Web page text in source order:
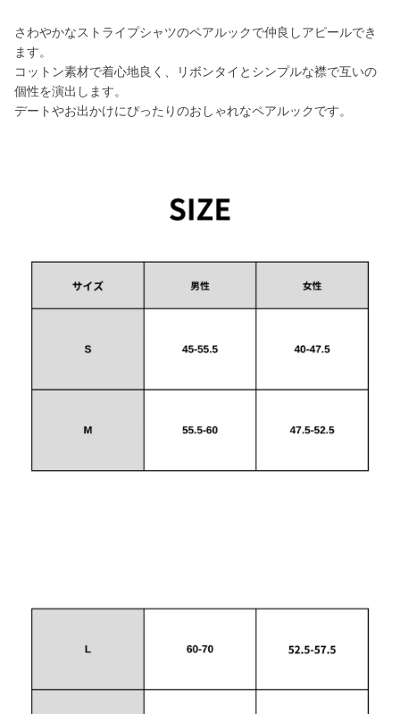
さわやかなストライプシャツのペアルックで仲良しアピールでき
ます。
コットン素材で着心地良く、リボンタイとシンプルな襟で互いの
個性を演出します。
デートやお出かけにぴったりのおしゃれなペアルックです。